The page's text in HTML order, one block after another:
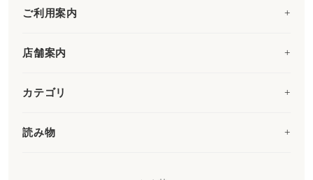
ご利用案内
店舗案内
カテゴリ
読み物